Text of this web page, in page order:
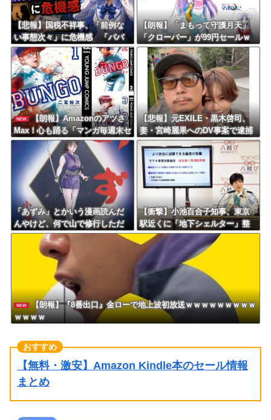
【悲報】国税不祥事、「前例な
い事態次々」に危機感 「パパ
活」、情報漏えいも
【朗報】「まもって守護月天」
「クローバー」が99円セールｗ
ｗｗｗｗｗｗｗｗｗｗｗ
NEW
【朗報】Amazonのアツさ
Max！心も踊る「マンガ毎週末セ
ール（50%還元）」2日目襲来！
【悲報】元EXILE・黒木啓司、
妻・宮崎麗果へのDV事案で逮捕
されていた！宮崎は全身打撲、
頭部裂傷及び打撲、頸部損
傷・・・
「あずみ」とかいう漫画読んだ
んやけど、何で山で修行しただ
けの子供達があんなに強いんや
【衝撃】小池百合子知事、東京
駅近くに「地下シェルター」整
備を正式表明ｗｗｗｗｗｗｗｗ
ｗ
NEW
【朗報】『8番出口』金ローで地上波初放送ｗｗｗｗｗｗｗｗｗ
ｗｗｗｗ
【無料・激安】Amazon Kindle本のセール情報
まとめ